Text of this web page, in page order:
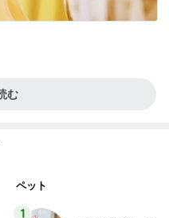
む
ペット
1